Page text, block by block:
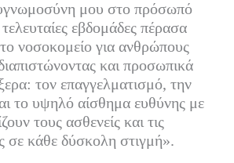
μου στο πρόσωπό
εβδομάδες πέρασα
νοσοκομείο για ανθρώπους
και προσωπικά
τον επαγγελματισμό, την
το υψηλό αίσθημα ευθύνης με
τους ασθενείς και τις
σε κάθε δύσκολη στιγμή».